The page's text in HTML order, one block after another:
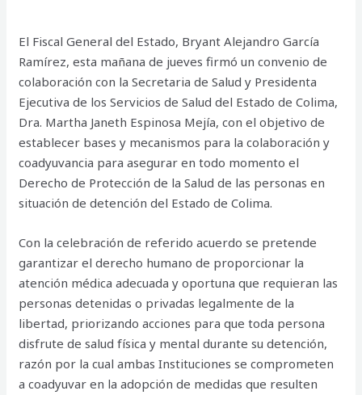
El Fiscal General del Estado, Bryant Alejandro García
Ramírez, esta mañana de jueves firmó un convenio de
colaboración con la Secretaria de Salud y Presidenta
Ejecutiva de los Servicios de Salud del Estado de Colima,
Dra. Martha Janeth Espinosa Mejía, con el objetivo de
establecer bases y mecanismos para la colaboración y
coadyuvancia para asegurar en todo momento el
Derecho de Protección de la Salud de las personas en
situación de detención del Estado de Colima.
Con la celebración de referido acuerdo se pretende
garantizar el derecho humano de proporcionar la
atención médica adecuada y oportuna que requieran las
personas detenidas o privadas legalmente de la
libertad, priorizando acciones para que toda persona
disfrute de salud física y mental durante su detención,
razón por la cual ambas Instituciones se comprometen
a coadyuvar en la adopción de medidas que resulten